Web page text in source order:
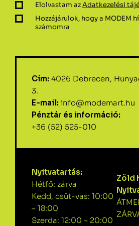
Elolvastam azAdatkezelési
Hozzájárulok, hogy a MODEM
számomra
Cím: 4026 Debrecen,
3.
E-mail: info@modemart.hu
Pénztár és információ:
+36 (52) 525-010
Nyitvatartás:
Hétfő: zárva
Kedd, csüt-vas: 10:00
– 18:00
Szerda: 12:00 – 20:00
Zöld